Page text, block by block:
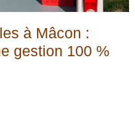
à Mâcon :
gestion 100 %